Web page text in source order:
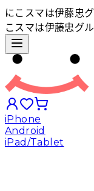
にこスマは伊藤忠
こスマは伊藤忠グ
iPhone
Android
iPad/Tablet